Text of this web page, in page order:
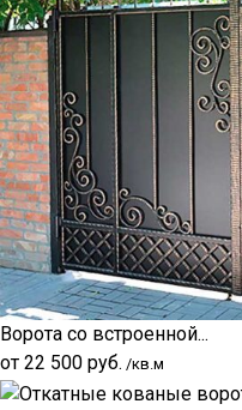
Ворота со встроенной...
от 22 500 руб. /кв.м